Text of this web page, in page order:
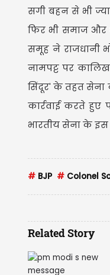
सगी बहन से भी
फिर भी समाज और
समूह ने राजधानी
नामपट्ट पर
सिंदूर' के तहत सेना
कार्रवाई करते
भारतीय सेना के इस
# BJP # Colonel
Related Story